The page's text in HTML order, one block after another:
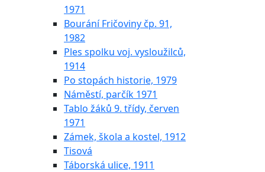
1971
Bourání Fričoviny čp. 91,
1982
Ples spolku voj. vysloužilců,
1914
Po stopách historie, 1979
Náměstí, parčík 1971
Tablo žáků 9. třídy, červen
1971
Zámek, škola a kostel, 1912
Tisová
Táborská ulice, 1911